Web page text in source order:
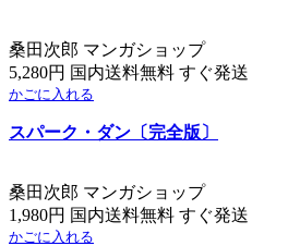
桑田次郎 マンガショップ
5,280円 国内送料無料 すぐ発送
かごに入れる
スパーク・ダン〔完全版〕
桑田次郎 マンガショップ
1,980円 国内送料無料 すぐ発送
かごに入れる